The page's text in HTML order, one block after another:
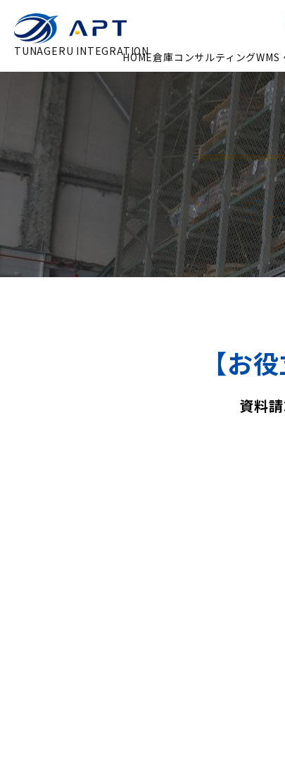
TUNAGERU INTEGRATION
HOME倉庫コンサルティングWMS
【お
資料